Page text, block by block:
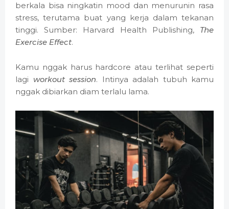
berkala bisa ningkatin mood dan menurunin rasa
stress, terutama buat yang kerja dalam tekanan
tinggi. Sumber: Harvard Health Publishing, The
Exercise Effect.
Kamu nggak harus hardcore atau terlihat seperti
lagi workout session. Intinya adalah tubuh kamu
nggak dibiarkan diam terlalu lama.